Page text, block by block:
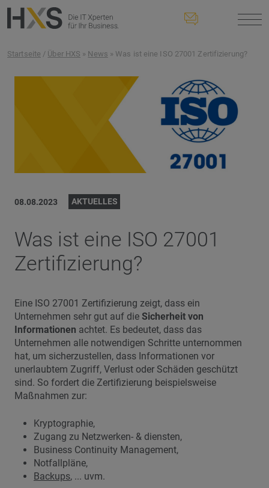
Startseite / Über HXS » News » Was ist eine ISO 27001 Zertifizierung?
08.08.2023 AKTUELLES
Was ist eine ISO 27001
Zertifizierung?
Eine ISO 27001 Zertifizierung zeigt, dass ein
Unternehmen sehr gut auf die Sicherheit von
Informationen achtet. Es bedeutet, dass das
Unternehmen alle notwendigen Schritte unternommen
hat, um sicherzustellen, dass Informationen vor
unerlaubtem Zugriff, Verlust oder Schäden geschützt
sind. So fordert die Zertifizierung beispielsweise
Maßnahmen zur:
Kryptographie,
Zugang zu Netzwerken- & diensten,
Business Continuity Management,
Notfallpläne,
Backups, ... uvm.